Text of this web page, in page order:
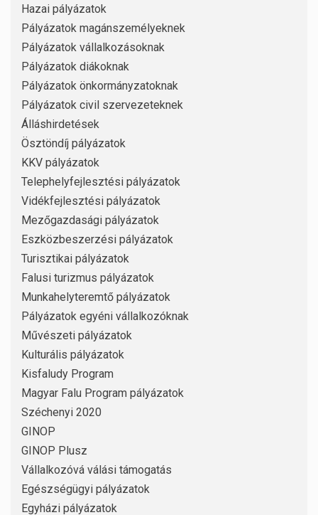
Hazai pályázatok
Pályázatok magánszemélyeknek
Pályázatok vállalkozásoknak
Pályázatok diákoknak
Pályázatok önkormányzatoknak
Pályázatok civil szervezeteknek
Álláshirdetések
Ösztöndíj pályázatok
KKV pályázatok
Telephelyfejlesztési pályázatok
Vidékfejlesztési pályázatok
Mezőgazdasági pályázatok
Eszközbeszerzési pályázatok
Turisztikai pályázatok
Falusi turizmus pályázatok
Munkahelyteremtő pályázatok
Pályázatok egyéni vállalkozóknak
Művészeti pályázatok
Kulturális pályázatok
Kisfaludy Program
Magyar Falu Program pályázatok
Széchenyi 2020
GINOP
GINOP Plusz
Vállalkozóvá válási támogatás
Egészségügyi pályázatok
Egyházi pályázatok